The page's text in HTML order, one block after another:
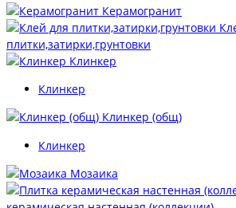
Керамогранит
плитки,затирки,грунтовки
Клинкер
Клинкер
Клинкер (общ)
Клинкер
Мозаика